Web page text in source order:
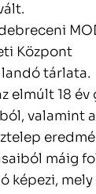
Központ
tárlata.
elmúlt 18
valamint
máig
képezi, mely